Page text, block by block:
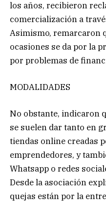
los años, recibieron
comercialización a
Asimismo, remarcaron
ocasiones se da por la
por problemas de
MODALIDADES
No obstante, indicaron
se suelen dar tanto en
tiendas online creadas
emprendedores, y
Whatsapp o redes
Desde la asociación
quejas están por la